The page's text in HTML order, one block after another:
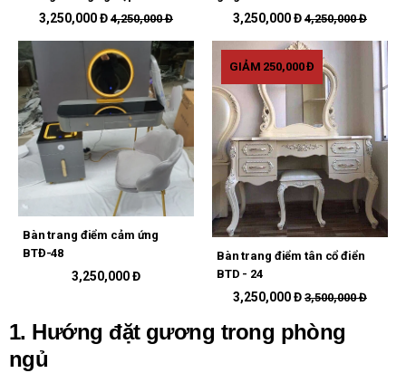
3,250,000 Đ 4,250,000 Đ 3,250,000 Đ 4,250,000 Đ
Bàn trang điểm cảm ứng
BTĐ-48
3,250,000 Đ
GIẢM 250,000 Đ
Bàn trang điểm tân cổ điển
BTD - 24
3,250,000 Đ 3,500,000 Đ
1. Hướng đặt gương trong phòng
ngủ